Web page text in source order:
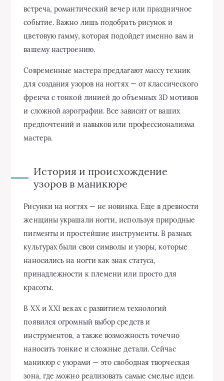
встреча, романтический вечер или праздничное
событие. Важно лишь подобрать рисунок и
цветовую гамму, которая подойдет именно вам и
вашему настроению.
Современные мастера предлагают массу техник
для создания узоров на ногтях — от классического
френча с тонкой линией до объемных 3D мотивов
и сложной аэрографии. Все зависит от ваших
предпочтений и навыков или профессионализма
мастера.
История и происхождение
узоров в маникюре
Рисунки на ногтях — не новинка. Еще в древности
женщины украшали ногти, используя природные
пигменты и простейшие инструменты. В разных
культурах были свои символы и узоры, которые
наносились на ногти как знак статуса,
принадлежности к племени или просто для
красоты.
В XX и XXI веках с развитием технологий
появился огромный выбор средств и
инструментов, а также возможность точечно
наносить тонкие и сложные детали. Сейчас
маникюр с узорами — это свободная творческая
зона, где можно реализовать самые смелые идеи.